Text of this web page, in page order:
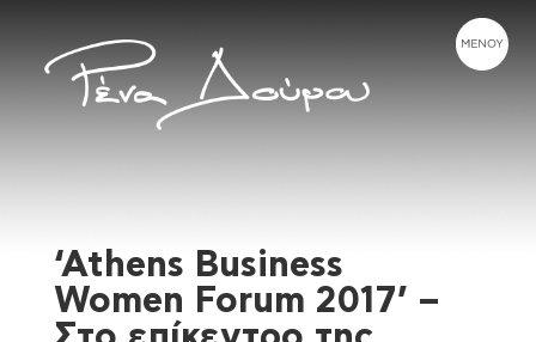
‘Athens Business
Women Forum 2017’ –